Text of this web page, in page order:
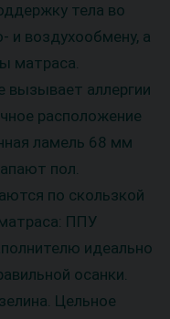
тела во
и воздухообмену, а
матраса.
вызывает аллергии
расположение
ламель 68 мм
пол.
по скользкой
ППУ
идеально
осанки.
Цельное